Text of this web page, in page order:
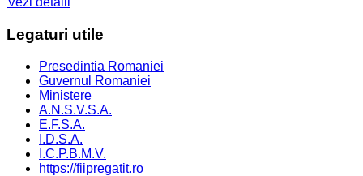
Legaturi utile
Presedintia Romaniei
Guvernul Romaniei
Ministere
A.N.S.V.S.A.
E.F.S.A.
I.D.S.A.
I.C.P.B.M.V.
https://fiipregatit.ro